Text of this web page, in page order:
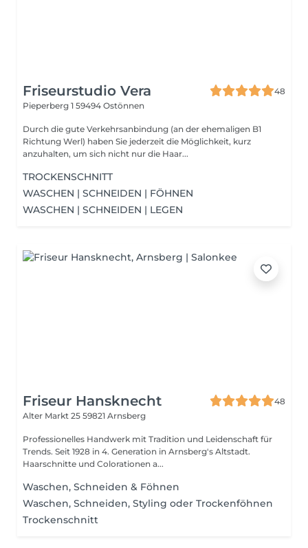
Friseurstudio Vera
48
Pieperberg 1 59494 Ostönnen
Durch die gute Verkehrsanbindung (an der ehemaligen B1
Richtung Werl) haben Sie jederzeit die Möglichkeit, kurz
anzuhalten, um sich nicht nur die Haar...
TROCKENSCHNITT
WASCHEN | SCHNEIDEN | FÖHNEN
WASCHEN | SCHNEIDEN | LEGEN
Friseur Hansknecht
48
Alter Markt 25 59821 Arnsberg
Professionelles Handwerk mit Tradition und Leidenschaft für
Trends. Seit 1928 in 4. Generation in Arnsberg's Altstadt.
Haarschnitte und Colorationen a...
Waschen, Schneiden & Föhnen
Waschen, Schneiden, Styling oder Trockenföhnen
Trockenschnitt